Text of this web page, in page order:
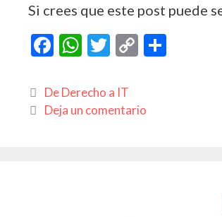
Si crees que este post puede
F
e
b
W
at
s
T
itt
er
C
y
Categorías
De Derecho a IT
Deja un comentario